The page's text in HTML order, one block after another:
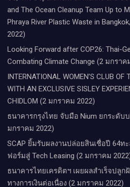
and The Ocean Cleanup Team Up to
Phraya River Plastic Waste in
2022)
Looking Forward after COP26: Thai-
Combating Climate Change (2 มกราค
INTERNATIONAL WOMEN’S CLUB OF
WITH AN EXCLUSIVE SISLEY
CHIDLOM (2 มกราคม 2022)
ธนาคารกรุงไทย จับมือ Nium ยกระดับ
มกราคม 2022)
SCAP ยิ้มรับผลงานปล่อยสินเชื่อปี 64ท
ฟอร์มสู่ Tech Leasing (2 มกราคม
ธนาคารไทยเครดิตฯ เผยผลสำเร็จปลู
ทางการเงินต่อเนื่อง (2 มกราคม 2022)